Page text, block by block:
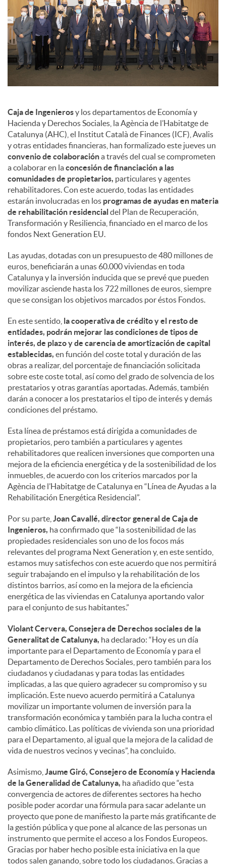
Caja de Ingenierosy los departamentos de Economía y
Hacienda y Derechos Sociales, la Agència de l’Habitatge de
Catalunya (AHC), el Institut Català de Finances (ICF), Avalis
y otras entidades financieras, han formalizado este jueves un
convenio de colaboracióna través del cual se comprometen
a colaborar en laconcesión de financiación a las
comunidades de propietarios, particulares y agentes
rehabilitadores. Con este acuerdo, todas las entidades
estarán involucradas en los programas de ayudas en materia
de rehabilitación residencial del Plan de Recuperación,
Transformación y Resiliencia, financiado en el marco de los
fondos Next Generation EU.
Las ayudas, dotadas con un presupuesto de 480 millones de
euros, beneficiarán a unas 60.000 viviendas en toda
Catalunya y la inversión inducida que se prevé que pueden
movilizar asciende hasta los 722 millones de euros, siempre
que se consigan los objetivos marcados por éstos Fondos.
En este sentido, la cooperativa de crédito y el resto de
entidades, podrán mejorar las condiciones de tipos de
interés, de plazo y de carencia de amortización de capital
establecidas, en función del coste total y duración de las
obras a realizar, del porcentaje de financiación solicitada
sobre este coste total, así como del grado de solvencia de los
prestatarios y otras garantías aportadas. Además, también
darán a conocer a los prestatarios el tipo de interés y demás
condiciones del préstamo.
Esta línea de préstamos está dirigida a comunidades de
propietarios, pero también a particulares y agentes
rehabilitadores que realicen inversiones que comporten una
mejora de la eficiencia energética y de la sostenibilidad de los
inmuebles, de acuerdo con los criterios marcados por la
Agència de l’Habitatge de Catalunya en “Línea de Ayudas a la
Rehabilitación Energética Residencial”.
Por su parte, Joan Cavallé, director general de Caja de
Ingenieros, ha confirmado que “la sostenibilidad de las
propiedades residenciales son uno de los focos más
relevantes del programa Next Generation y, en este sentido,
estamos muy satisfechos con este acuerdo que nos permitirá
seguir trabajando en el impulso y la rehabilitación de los
distintos barrios, así como en la mejora de la eficiencia
energética de las viviendas en Catalunya aportando valor
para el conjunto de sus habitantes.”
Violant Cervera, Consejera de Derechos sociales de la
Generalitat de Catalunya, ha declarado: “Hoy es un día
importante para el Departamento de Economía y para el
Departamento de Derechos Sociales, pero también para los
ciudadanos y ciudadanas y para todas las entidades
implicadas, a las que quiero agradecer su compromiso y su
implicación. Este nuevo acuerdo permitirá a Catalunya
movilizar un importante volumen de inversión para la
transformación económica y también para la lucha contra el
cambio climático. Las políticas de vivienda son una prioridad
para el Departamento, al igual que la mejora de la calidad de
vida de nuestros vecinos y vecinas”, ha concluido.
Asimismo, Jaume Giró, Consejero de Economía y Hacienda
de la Generalidad de Catalunya, ha añadido que “esta
convergencia de actores de diferentes sectores ha hecho
posible poder acordar una fórmula para sacar adelante un
proyecto que pone de manifiesto la parte más gratificante de
la gestión pública y que pone al alcance de las personas un
instrumento que permite el acceso a los Fondos Europeos.
Gracias por haber hecho posible esta iniciativa en la que
todos salen ganando, sobre todo los ciudadanos. Gracias a